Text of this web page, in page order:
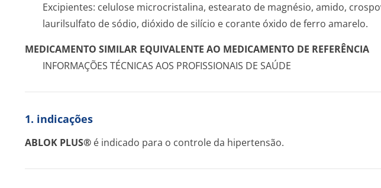
Excipientes: celulose microcristalina, estearato de magnésio, amido,
laurilsulfato de sódio, dióxido de silício e corante óxido de ferro amarelo.
MEDICAMENTO SIMILAR EQUIVALENTE AO MEDICAMENTO DE REFERÊNCIA
INFORMAÇÕES TÉCNICAS AOS PROFISSIONAIS DE SAÚDE
1. indicações
ABLOK PLUS® é indicado para o controle da hipertensão.